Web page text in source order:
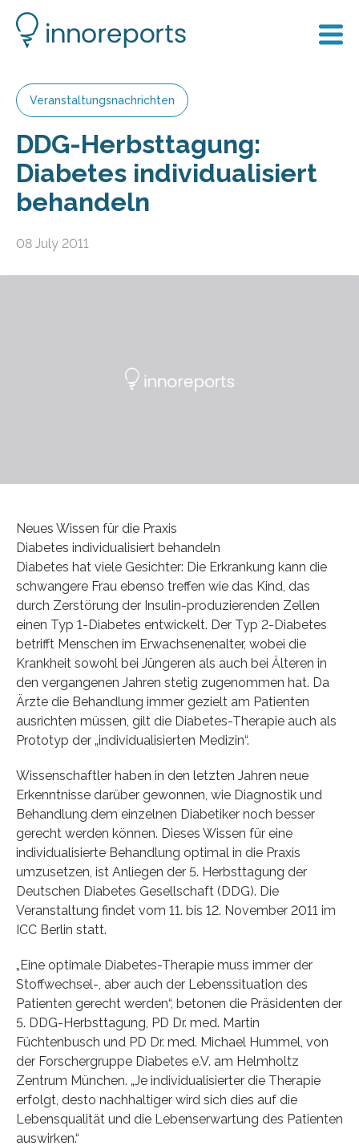
Veranstaltungsnachrichten
DDG-Herbsttagung:
Diabetes individualisiert
behandeln
08 July 2011
Neues Wissen für die Praxis
Diabetes individualisiert behandeln
Diabetes hat viele Gesichter: Die Erkrankung kann die
schwangere Frau ebenso treffen wie das Kind, das
durch Zerstörung der Insulin-produzierenden Zellen
einen Typ 1-Diabetes entwickelt. Der Typ 2-Diabetes
betrifft Menschen im Erwachsenenalter, wobei die
Krankheit sowohl bei Jüngeren als auch bei Älteren in
den vergangenen Jahren stetig zugenommen hat. Da
Ärzte die Behandlung immer gezielt am Patienten
ausrichten müssen, gilt die Diabetes-Therapie auch als
Prototyp der „individualisierten Medizin“.
Wissenschaftler haben in den letzten Jahren neue
Erkenntnisse darüber gewonnen, wie Diagnostik und
Behandlung dem einzelnen Diabetiker noch besser
gerecht werden können. Dieses Wissen für eine
individualisierte Behandlung optimal in die Praxis
umzusetzen, ist Anliegen der 5. Herbsttagung der
Deutschen Diabetes Gesellschaft (DDG). Die
Veranstaltung findet vom 11. bis 12. November 2011 im
ICC Berlin statt.
„Eine optimale Diabetes-Therapie muss immer der
Stoffwechsel-, aber auch der Lebenssituation des
Patienten gerecht werden“, betonen die Präsidenten der
5. DDG-Herbsttagung, PD Dr. med. Martin
Füchtenbusch und PD Dr. med. Michael Hummel, von
der Forschergruppe Diabetes e.V. am Helmholtz
Zentrum München. „Je individualisierter die Therapie
erfolgt, desto nachhaltiger wird sich dies auf die
Lebensqualität und die Lebenserwartung des Patienten
auswirken.“